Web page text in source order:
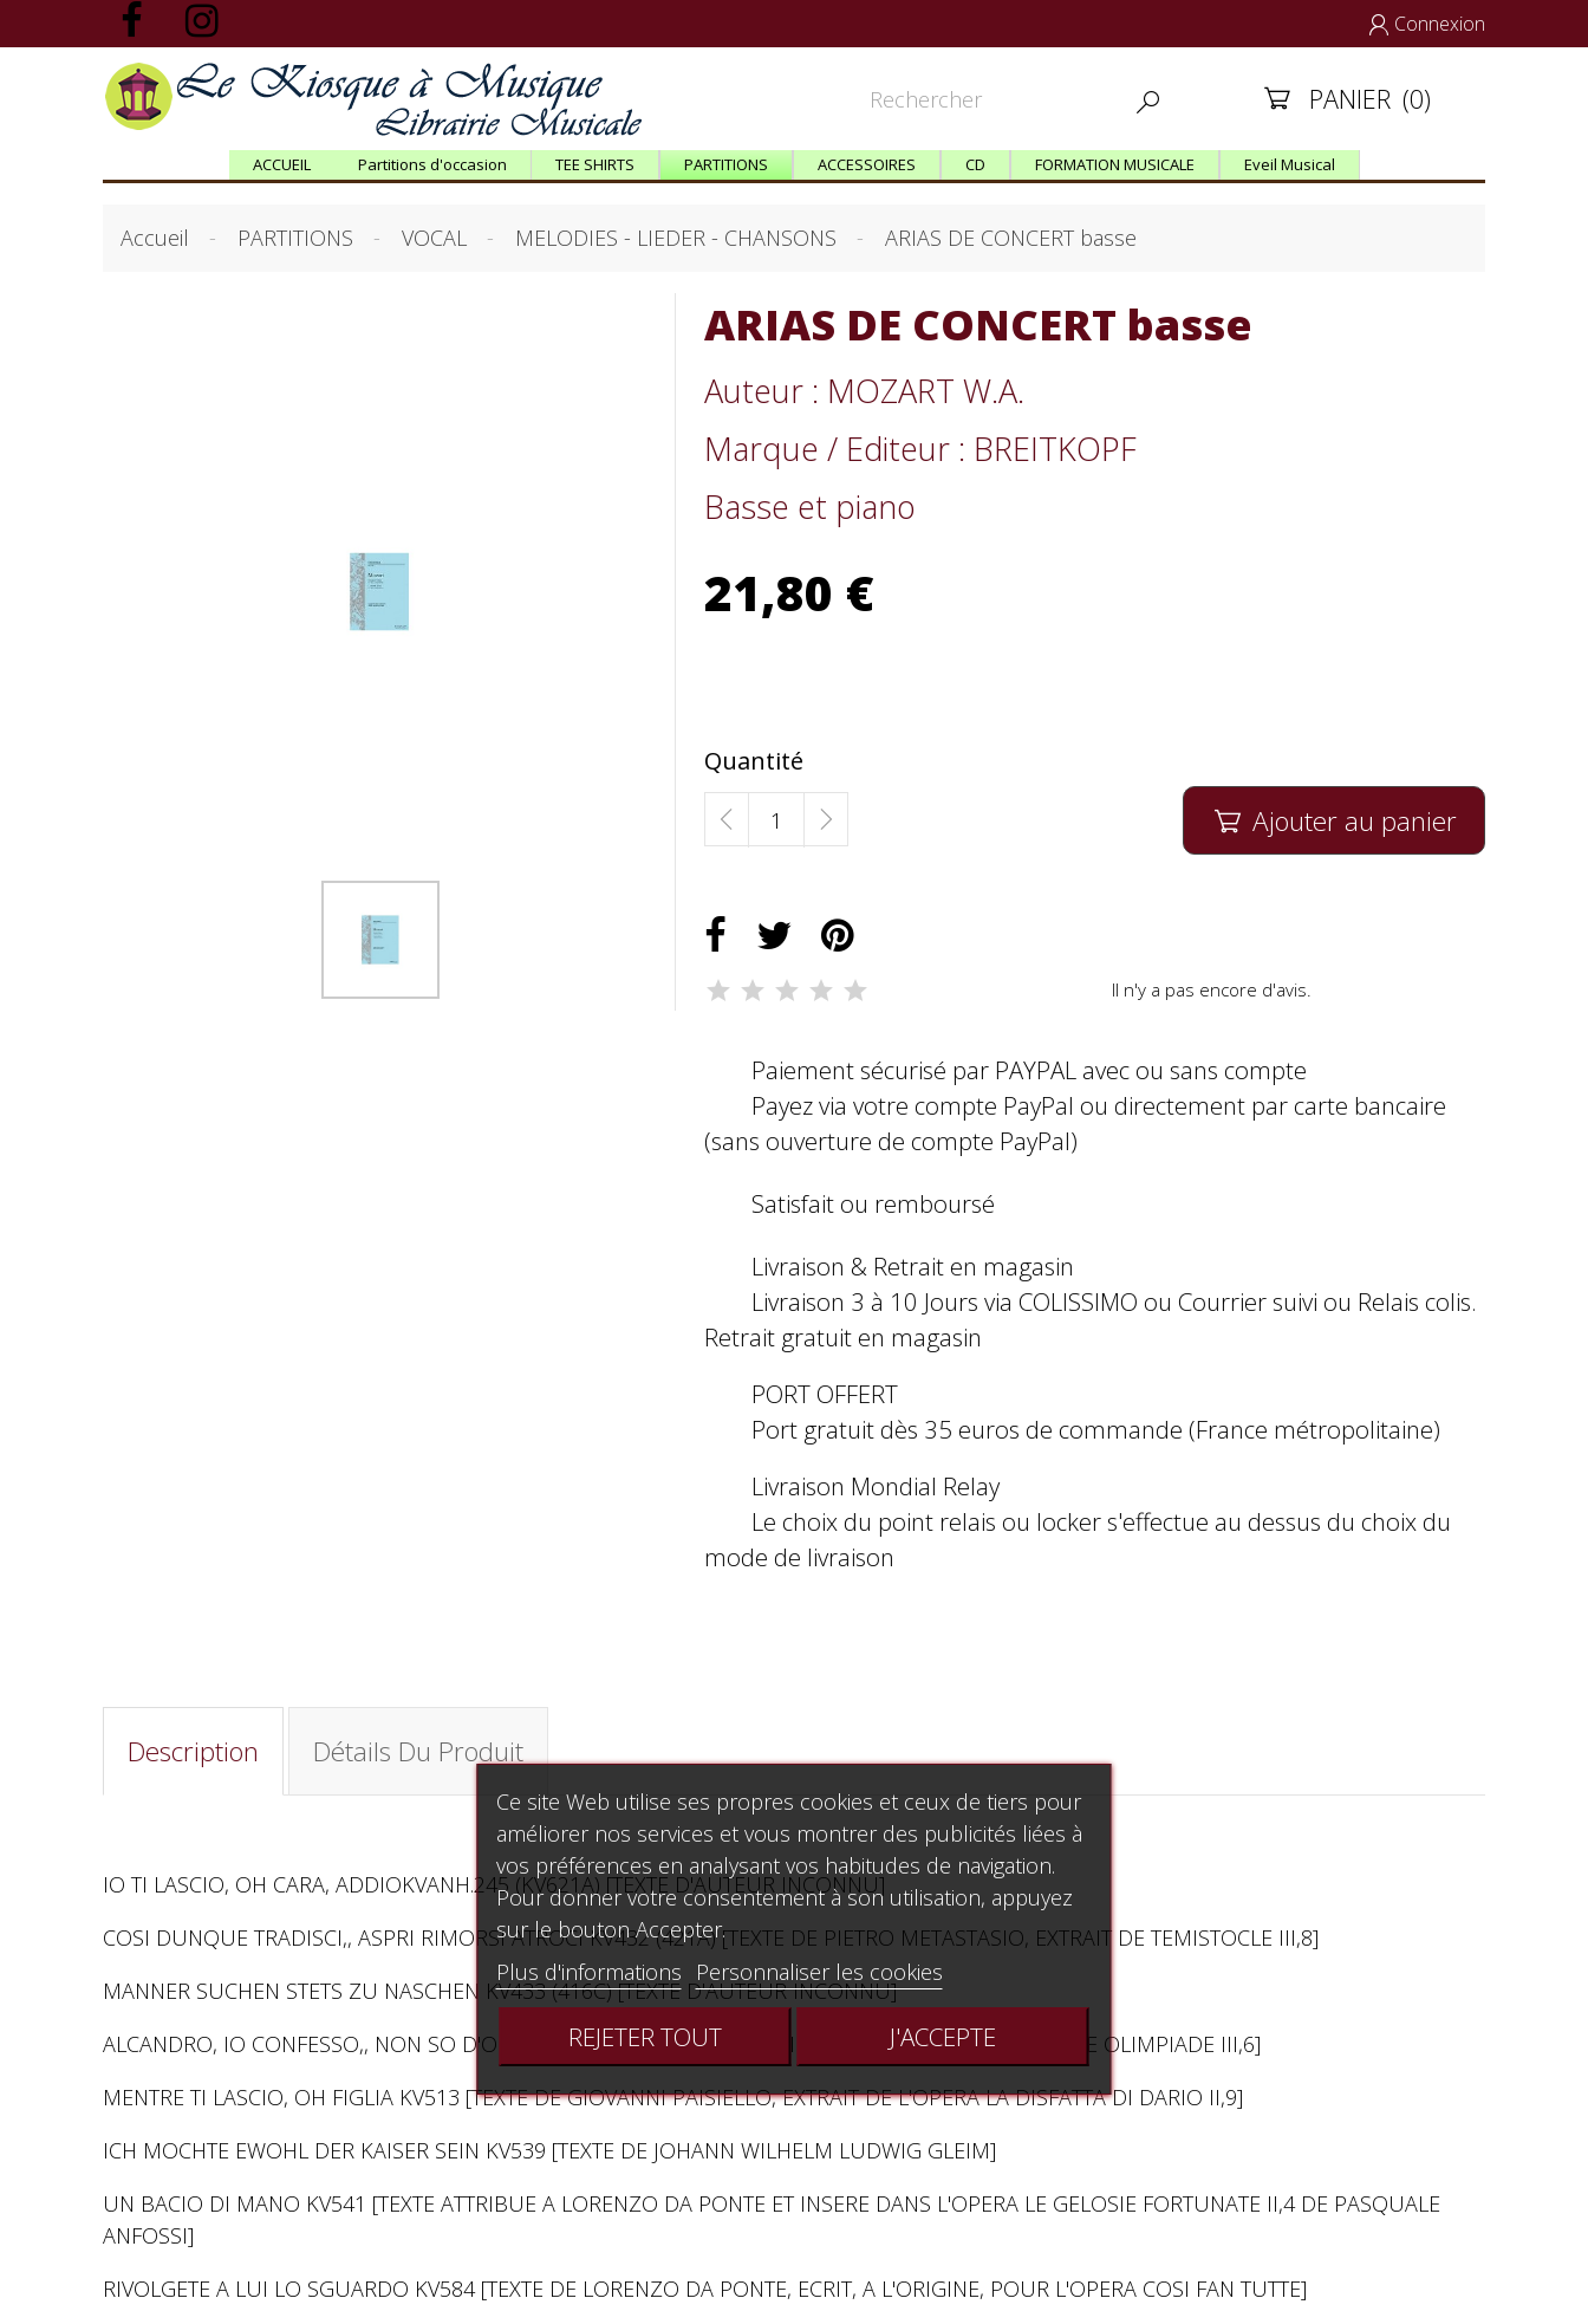
 Connexion
  PANIER (0)
ACCUEIL Partitions d'occasion TEE SHIRTS PARTITIONS ACCESSOIRES CD FORMATION MUSICALE Eveil Musical
Accueil PARTITIONS VOCAL MELODIES - LIEDER - CHANSONS ARIAS DE CONCERT basse
ARIAS DE CONCERT basse
Auteur : MOZART W.A.
Marque / Editeur : BREITKOPF
Basse et piano
21,80 €
Quantité
 Ajouter au panier
Il n'y a pas encore d'avis.
Paiement sécurisé par PAYPAL avec ou sans compte
Payez via votre compte PayPal ou directement par carte bancaire
(sans ouverture de compte PayPal)
Satisfait ou remboursé
Livraison & Retrait en magasin
Livraison 3 à 10 Jours via COLISSIMO ou Courrier suivi ou Relais colis.
Retrait gratuit en magasin
PORT OFFERT
Port gratuit dès 35 euros de commande (France métropolitaine)
Livraison Mondial Relay
Le choix du point relais ou locker s'effectue au dessus du choix du
mode de livraison
Description Détails Du Produit
IO TI LASCIO, OH CARA, ADDIOKVANH.245 (KV621A) [TEXTE D'AUTEUR INCONNU]
COSI DUNQUE TRADISCI,, ASPRI RIMORSI ATROCI KV432 (421A) [TEXTE DE PIETRO METASTASIO, EXTRAIT DE TEMISTOCLE III,8]
MANNER SUCHEN STETS ZU NASCHEN KV433 (416C) [TEXTE D'AUTEUR INCONNU]
ALCANDRO, IO CONFESSO,, NON SO D'ONDE VIENE KV512 [TEXTE DE PIETRO METASTASIO, EXTRAIT DE OLIMPIADE III,6]
MENTRE TI LASCIO, OH FIGLIA KV513 [TEXTE DE GIOVANNI PAISIELLO, EXTRAIT DE L'OPERA LA DISFATTA DI DARIO II,9]
ICH MOCHTE EWOHL DER KAISER SEIN KV539 [TEXTE DE JOHANN WILHELM LUDWIG GLEIM]
UN BACIO DI MANO KV541 [TEXTE ATTRIBUE A LORENZO DA PONTE ET INSERE DANS L'OPERA LE GELOSIE FORTUNATE II,4 DE PASQUALE
ANFOSSI]
RIVOLGETE A LUI LO SGUARDO KV584 [TEXTE DE LORENZO DA PONTE, ECRIT, A L'ORIGINE, POUR L'OPERA COSI FAN TUTTE]
Ce site Web utilise ses propres cookies et ceux de tiers pour
améliorer nos services et vous montrer des publicités liées à
vos préférences en analysant vos habitudes de navigation.
Pour donner votre consentement à son utilisation, appuyez
sur le bouton Accepter.
Plus d'informations
Personnaliser les cookies
REJETER TOUT J'ACCEPTE